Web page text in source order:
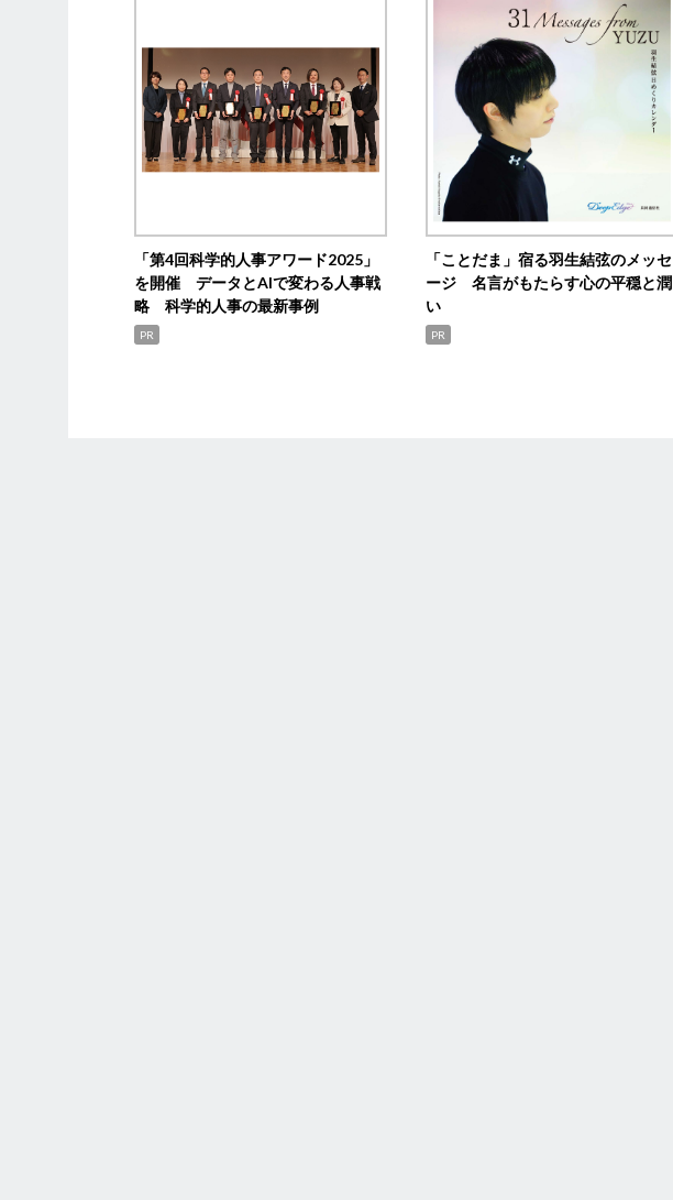
「第4回科学的人事アワード2025」
を開催 データとAIで変わる人事戦
略 科学的人事の最新事例
PR
「ことだま」宿る羽生結弦のメッセ
ージ 名言がもたらす心の平穏と潤
い
PR